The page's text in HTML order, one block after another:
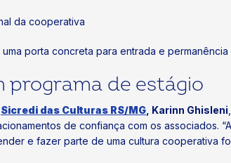
da cooperativa
porta concreta para entrada e
programa de estágio
Sicredi das Culturas RS/MG , Karinn Ghisleni
de confiança com os associados.
e fazer parte de uma cultura cooperativa